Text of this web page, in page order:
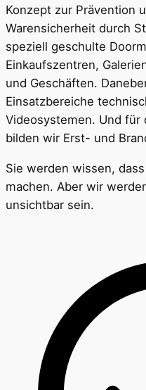
Konzept zur Prävention
Warensicherheit durch
speziell geschulte
Einkaufszentren,
und Geschäften.
Einsatzbereiche
Videosystemen. Und für
bilden wir Erst- und
Sie werden wissen,
machen. Aber wir
unsichtbar sein.